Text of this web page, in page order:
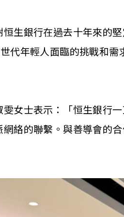
生銀行在過去十年來的
代年輕人面臨的挑戰和需
雯女士表示：「恒生銀行
網絡的聯繫。與善導會的